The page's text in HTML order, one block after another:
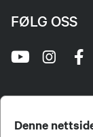
Denne
FØLG OSS